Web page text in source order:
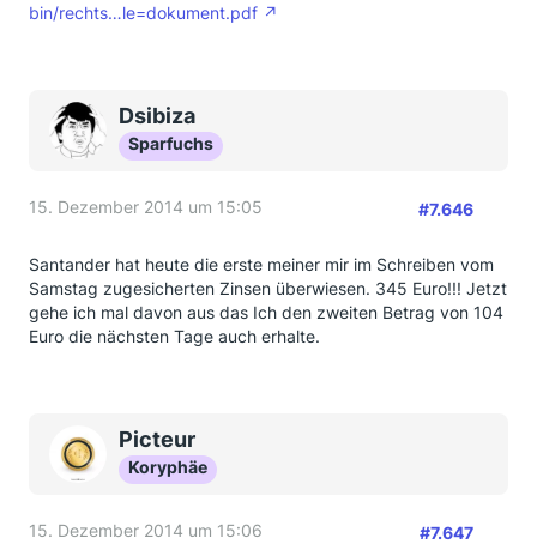
bin/rechts…le=dokument.pdf
Dsibiza
Sparfuchs
15. Dezember 2014 um 15:05 #7.646
Santander hat heute die erste meiner mir im Schreiben vom
Samstag zugesicherten Zinsen überwiesen. 345 Euro!!! Jetzt
gehe ich mal davon aus das Ich den zweiten Betrag von 104
Euro die nächsten Tage auch erhalte.
Picteur
Koryphäe
15. Dezember 2014 um 15:06 #7.647